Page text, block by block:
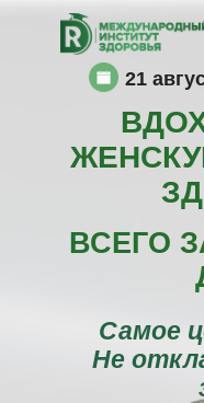
ВСЕГО
Самое
Не
21